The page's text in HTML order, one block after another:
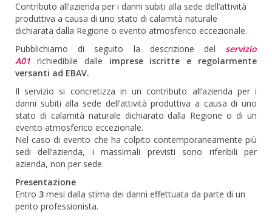
Contributo all’azienda per i danni subiti alla sede dell’attività
produttiva a causa di uno stato di calamità naturale
dichiarata dalla Regione o evento atmosferico eccezionale.
Pubblichiamo di seguito la descrizione del servizio
A01 richiedibile dalle imprese iscritte e regolarmente
versanti ad EBAV.
Il servizio si concretizza in un contributo all’azienda per i
danni subiti alla sede dell’attività produttiva a causa di uno
stato di calamità naturale dichiarato dalla Regione o di un
evento atmosferico eccezionale.
Nel caso di evento che ha colpito contemporaneamente più
sedi dell’azienda, i massimali previsti sono riferibili per
azienda, non per sede.
Presentazione
Entro 3 mesi dalla stima dei danni effettuata da parte di un
perito professionista.